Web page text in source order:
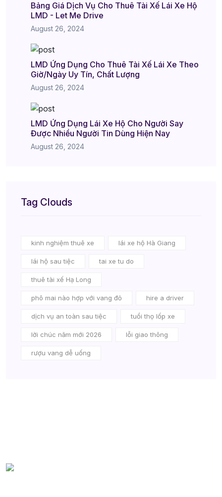
Bảng Giá Dịch Vụ Cho Thuê Tài Xế Lái Xe Hộ
LMD - Let Me Drive
August 26, 2024
LMD Ứng Dụng Cho Thuê Tài Xế Lái Xe Theo
Giờ/Ngày Uy Tín, Chất Lượng
August 26, 2024
LMD Ứng Dụng Lái Xe Hộ Cho Người Say
Được Nhiều Người Tin Dùng Hiện Nay
August 26, 2024
Tag Clouds
kinh nghiệm thuê xe lái xe hộ Hà Giang
lái hộ sau tiệc tai xe tu do
thuê tài xế Hạ Long
phô mai nào hợp với vang đỏ hire a driver
dịch vụ an toàn sau tiệc tuổi thọ lốp xe
lời chúc năm mới 2026 lỗi giao thông
rượu vang dễ uống